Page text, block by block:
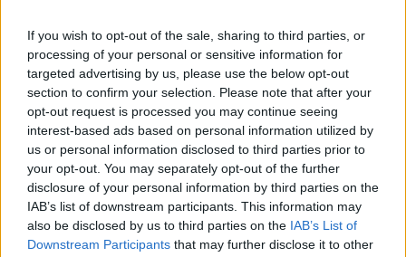
If you wish to opt-out of the sale, sharing to third parties, or
processing of your personal or sensitive information for
targeted advertising by us, please use the below opt-out
section to confirm your selection. Please note that after your
opt-out request is processed you may continue seeing
interest-based ads based on personal information utilized by
us or personal information disclosed to third parties prior to
your opt-out. You may separately opt-out of the further
disclosure of your personal information by third parties on the
IAB’s list of downstream participants. This information may
also be disclosed by us to third parties on the IAB’s List of
Downstream Participants that may further disclose it to other
LEGFRISSEBB
Amire többmillióan vártunk: szombattól
másodfokúra csökken a riasztás
Helyi hírek